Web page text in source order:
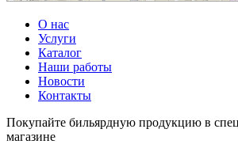
О нас
Услуги
Каталог
Наши работы
Новости
Контакты
Покупайте бильярдную продукцию в
магазине